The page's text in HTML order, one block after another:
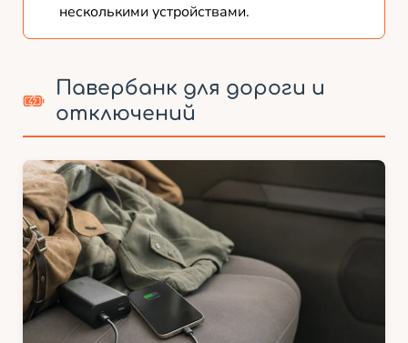
несколькими устройствами.
Павербанк для дороги и
отключений